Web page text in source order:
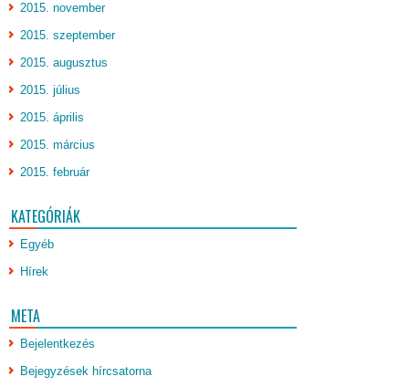
2015. november
2015. szeptember
2015. augusztus
2015. július
2015. április
2015. március
2015. február
KATEGÓRIÁK
Egyéb
Hírek
META
Bejelentkezés
Bejegyzések hírcsatorna